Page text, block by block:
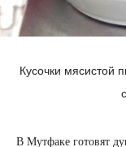
Кусочки мясистой
В Мутфаке готовят